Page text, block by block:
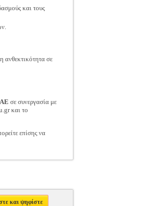
και τους
ανθεκτικότητα σε
σε συνεργασία με
και το
επίσης να
και ψηφίστε